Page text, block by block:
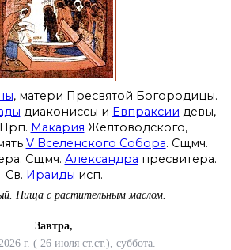
, матери Пресвятой Богородицы.
диакониссы и Евпраксии девы,
Макария Желтоводского,
V Вселенского Собора. Сщмч.
Сщмч. Александра пресвитера.
Св. Ираиды исп.
Пища с растительным маслом.
Завтра,
г. ( 26 июля ст.ст.), суббота.